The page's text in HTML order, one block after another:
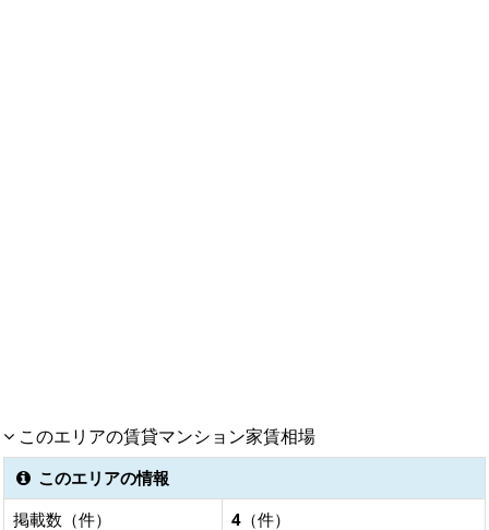
このエリアの賃貸マンション家賃相場
このエリアの情報
掲載数（件）
4 （件）